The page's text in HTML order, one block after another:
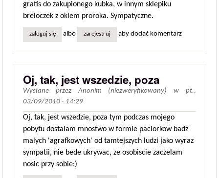
gratis do zakupionego kubka, w innym sklepiku
breloczek z okiem proroka. Sympatyczne.
zaloguj się albo zarejestruj aby dodać komentarz
Oj, tak, jest wszedzie, poza
Wysłane przezAnonim (niezweryfikowany) wpt.,
03/09/2010 - 14:29
Oj, tak, jest wszedzie, poza tym podczas mojego
pobytu dostalam mnostwo w formie paciorkow badz
malych 'agrafkowych' od tamtejszych ludzi jako wyraz
sympatii, nie bede ukrywac, ze osobiscie zaczelam
nosic przy sobie:)